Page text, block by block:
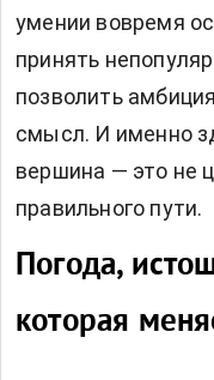
умении вовремя
принять
позволить
смысл. И именно
вершина — это не
правильного пути.
Погода,
которая